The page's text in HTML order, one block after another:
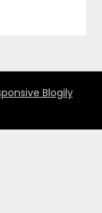
Blogily